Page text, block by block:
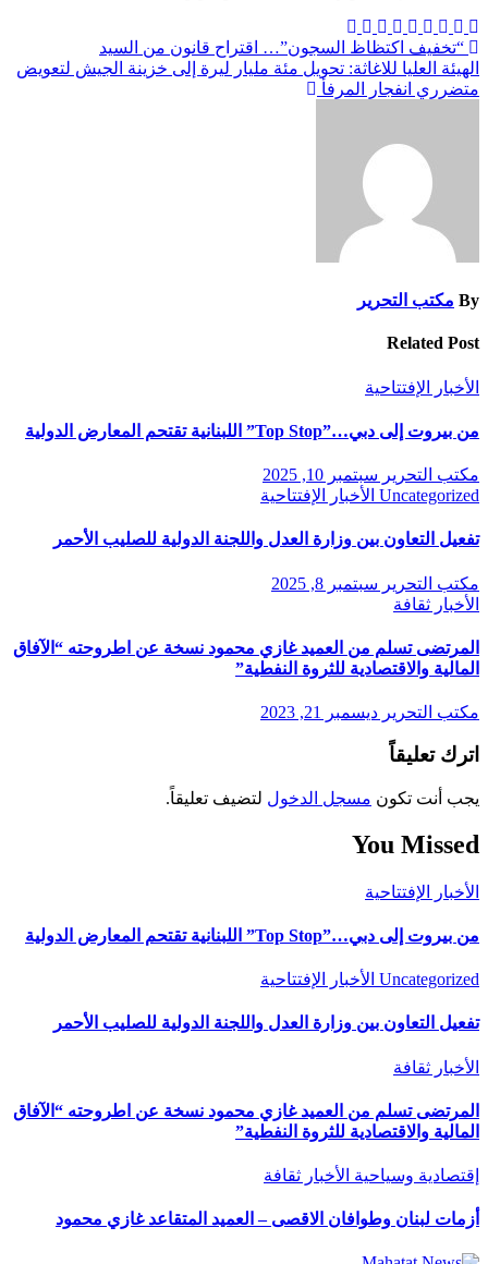
تصفّح
المقالات
“تخفيف اكتظاظ السجون”… اقتراح قانون من السيد
الهيئة العليا للاغاثة: تحويل مئة مليار ليرة إلى خزينة الجيش لتعويض
متضرري انفجار المرفأ
By مكتب التحرير
Related Post
الأخبار الإفتتاحية
من بيروت إلى دبي…”Top Stop” اللبنانية تقتحم المعارض الدولية
مكتب التحرير سبتمبر 10, 2025
Uncategorized الأخبار الإفتتاحية
تفعيل التعاون بين وزارة العدل واللجنة الدولية للصليب الأحمر
مكتب التحرير سبتمبر 8, 2025
الأخبار ثقافة
المرتضى تسلم من العميد غازي محمود نسخة عن اطروحته “الآفاق
المالية والاقتصادية للثروة النفطية”
مكتب التحرير ديسمبر 21, 2023
اترك تعليقاً
يجب أنت تكون مسجل الدخول لتضيف تعليقاً.
You Missed
الأخبار الإفتتاحية
من بيروت إلى دبي…”Top Stop” اللبنانية تقتحم المعارض الدولية
Uncategorized الأخبار الإفتتاحية
تفعيل التعاون بين وزارة العدل واللجنة الدولية للصليب الأحمر
الأخبار ثقافة
المرتضى تسلم من العميد غازي محمود نسخة عن اطروحته “الآفاق
المالية والاقتصادية للثروة النفطية”
إقتصادية وسياحية الأخبار ثقافة
أزمات لبنان وطوافان الاقصى – العميد المتقاعد غازي محمود